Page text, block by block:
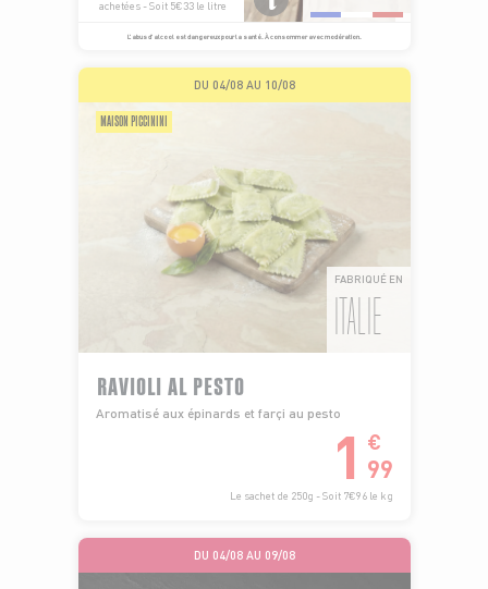
achetées - Soit 5€33 le litre
L’abus d’alcool est dangereux pour la santé. À consommer avec modération.
DU 04/08 AU 10/08
MAISON PICCININI
FABRIQUÉ EN
ITALIE
RAVIOLI AL PESTO
Aromatisé aux épinards et farçi au pesto
1 €
99
Le sachet de 250g - Soit 7€96 le kg
DU 04/08 AU 09/08